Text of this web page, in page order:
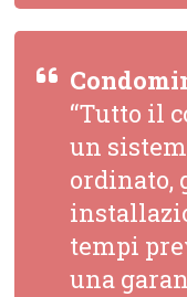
“Tutto il
un
ordinato,
tempi
una